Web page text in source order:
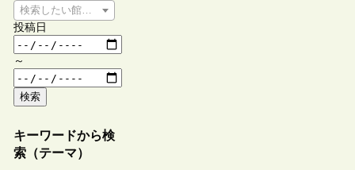
検索したい館種を選択してください
投稿日
～
検索
キーワードから検
索（テーマ）